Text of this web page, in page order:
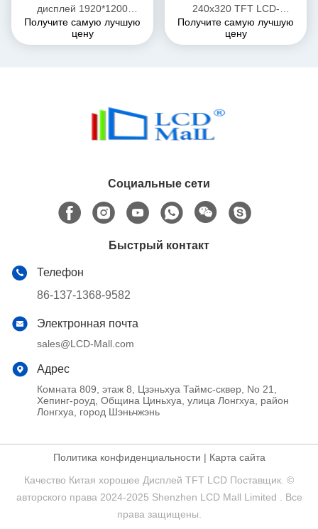
дисплей 1920*1200
высокояркость LCD
дисплей 700 нит
Получите самую лучшую
цену
240x320 TFT LCD-
модульный дисплей с
интерфейсом
Получите самую лучшую
цену
Социальные сети
Быстрый контакт
Телефон
86-137-1368-9582
Электронная почта
sales@LCD-Mall.com
Адрес
Комната 809, этаж 8, Цзэньхуа Таймс-сквер, No 21,
Хепинг-роуд, Община Циньхуа, улица Лонгхуа, район
Лонгхуа, город Шэньчжэнь
Политика конфиденциальности | Карта сайта
Качество Китая хорошее Дисплей TFT LCD Поставщик. ©
авторского права 2024-2025 Shenzhen LCD Mall Limited . Все
права защищены.